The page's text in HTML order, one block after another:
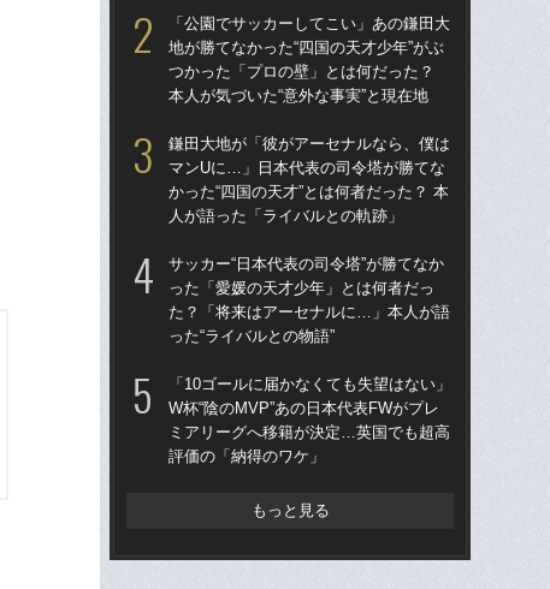
「公園でサッカーしてこい」あの鎌田大
地が勝てなかった“四国の天才少年”がぶ
つかった「プロの壁」とは何だった？
本人が気づいた“意外な事実”と現在地
鎌田大地が「彼がアーセナルなら、僕は
マンUに…」日本代表の司令塔が勝てな
かった“四国の天才”とは何者だった？ 本
人が語った「ライバルとの軌跡」
サッカー“日本代表の司令塔”が勝てなか
った「愛媛の天才少年」とは何者だっ
た？「将来はアーセナルに…」本人が語
った“ライバルとの物語”
「10ゴールに届かなくても失望はない」
W杯“陰のMVP”あの日本代表FWがプレ
ミアリーグへ移籍が決定…英国でも超高
評価の「納得のワケ」
もっと見る